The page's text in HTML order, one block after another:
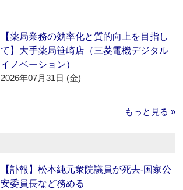
【薬局業務の効率化と質的向上を目指し
て】大手薬局笹崎店（三菱電機デジタル
イノベーション）
2026年07月31日 (金)
もっと見る »
【訃報】松本純元衆院議員が死去‐国家公
安委員長など務める